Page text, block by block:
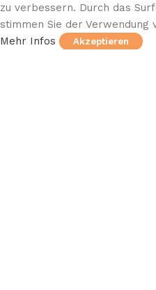
zu verbessern. Durch das
stimmen Sie der Verwendung
Mehr Infos
Akzeptieren